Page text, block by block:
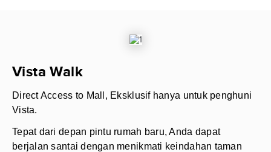
Vista Walk
Direct Access to Mall, Eksklusif hanya untuk penghuni
Vista.
Tepat dari depan pintu rumah baru, Anda dapat
berjalan santai dengan menikmati keindahan taman